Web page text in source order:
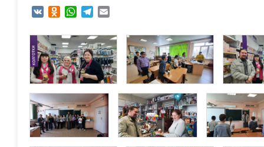
VK Odnoklassniki
WhatsAppTelegram